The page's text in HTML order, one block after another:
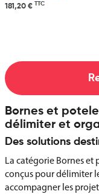
181,20 € TTC
Bornes et
délimiter et
Des solutions
La catégorie Bornes
conçus pour délimiter
accompagner les